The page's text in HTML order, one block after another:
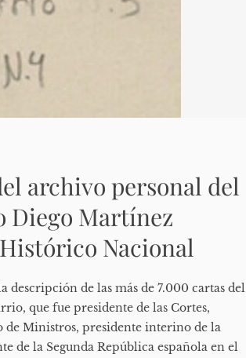
archivo personal del
Diego Martínez
Nacional
de las más de 7.000 cartas del
que fue presidente de las Cortes,
de Ministros, presidente interino de la
de la Segunda República española en el